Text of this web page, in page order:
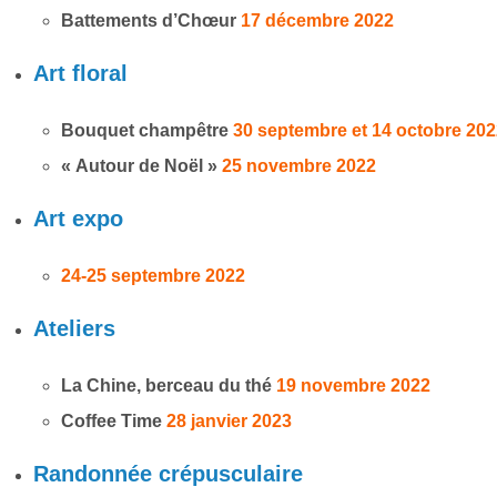
Battements d’Chœur 17 décembre 2022
Art floral
Bouquet champêtre 30 septembre et 14 octobre
« Autour de Noël » 25 novembre 2022
Art expo
24-25 septembre 2022
Ateliers
La Chine, berceau du thé 19 novembre 2022
Coffee Time 28 janvier 2023
Randonnée crépusculaire